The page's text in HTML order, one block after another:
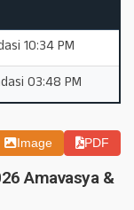
10:34 PM
03:48 PM
Image PDF
Amavasya &